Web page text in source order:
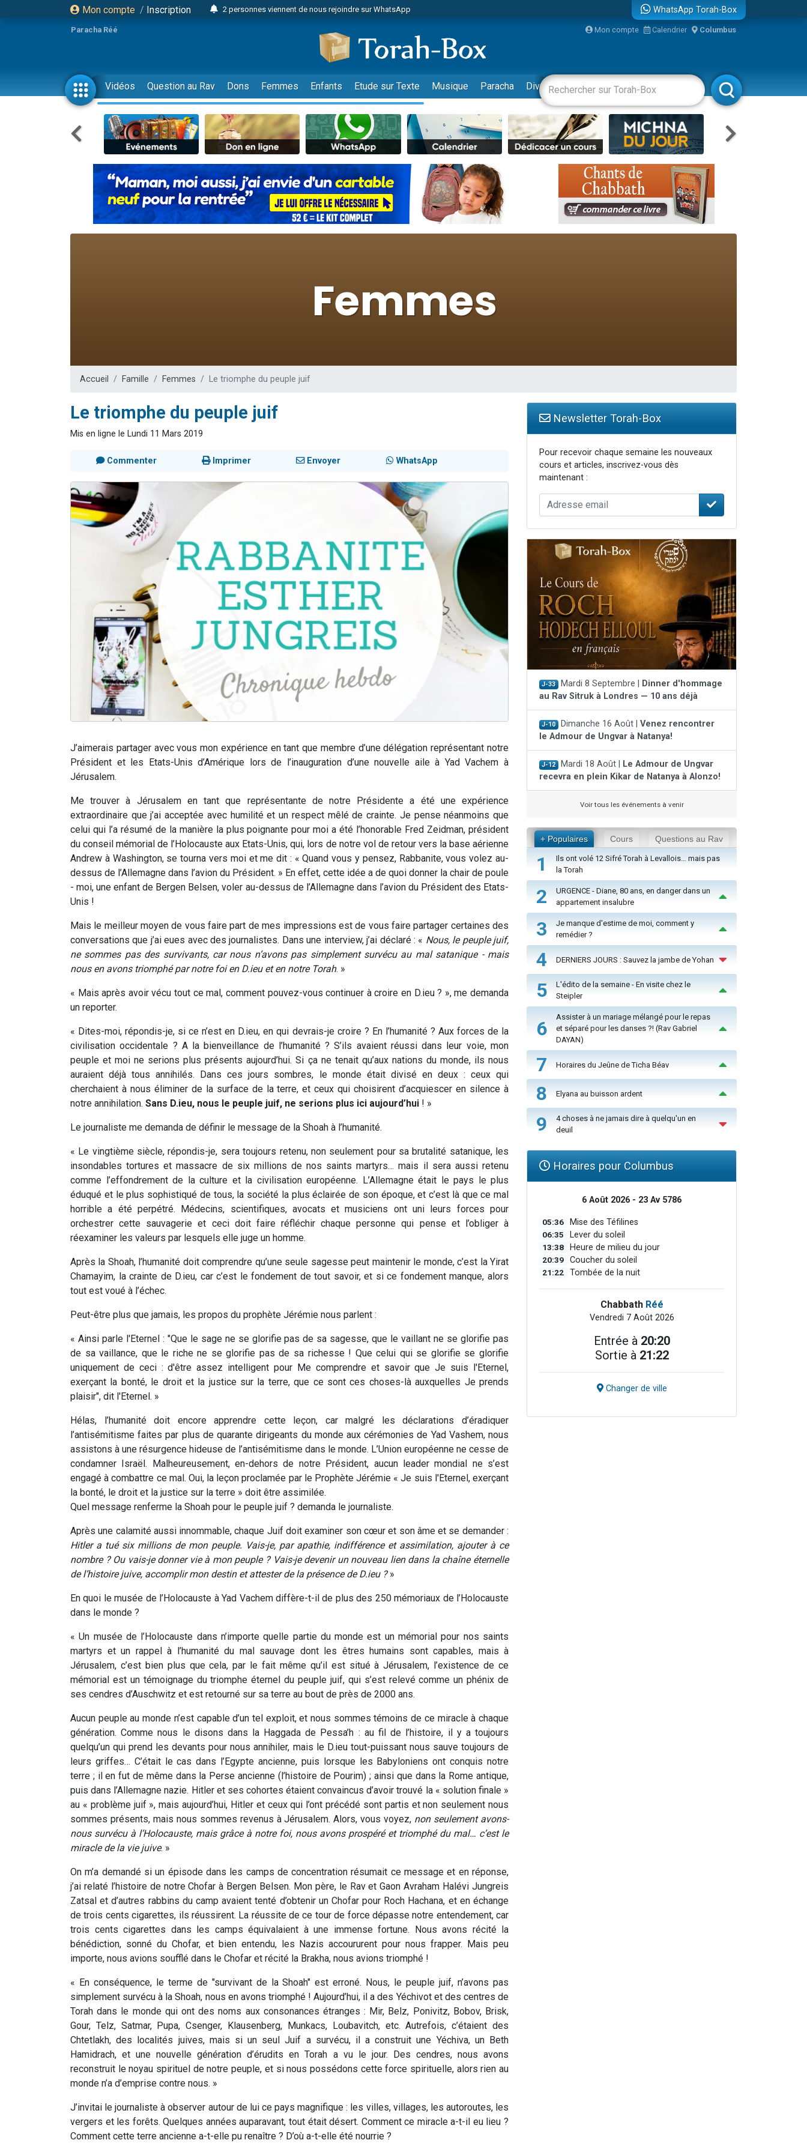
Mon compte / Inscription
2 personnes viennent de nous rejoindre sur WhatsApp
2 nouvelles musiques dans Torah-Box Music
8 personnes viennent de faire un don pour Tsédaka : pauvres d'Israel
4 personnes viennent de faire un don pour Diane, 80 ans, dans un appartement insalubre
Nouvelle émission radio : Visions de grandeur n°104 : Le Chabbath et le Birkat Hamazone à travers le temps
61 personnes viennent de demander une bénédiction
39 personnes viennent de faire un don pour Sauvez la jambe de Yohan
Il reste 49 places pour étudier en groupe sur Zoom
Ariel vient de donner son Maasser
Nathaniel vient de donner son Maasser
6 personnes viennent de faire un don pour 5 enfants déjà orphelins risquent de perdre leur maman
2 personnes viennent de faire un don pour Reloger Rivka, 6 enfants, victime de violences...
2 personnes viennent de nous rejoindre sur WhatsApp
2 personnes viennent de nous rejoindre sur WhatsApp
WhatsApp Torah-Box
Paracha Réé Mon compte Calendrier Columbus
Vidéos Question au Rav Dons Femmes Enfants Etude sur Texte Musique Paracha Divertissements Livres Rabbanim
Accueil Famille Femmes Le triomphe du peuple juif
Le triomphe du peuple juif
Mis en ligne le Lundi 11 Mars 2019
Commenter Imprimer Envoyer WhatsApp
J’aimerais partager avec vous mon expérience en tant que membre d’une délégation représentant notre
Président et les Etats-Unis d’Amérique lors de l’inauguration d’une nouvelle aile à Yad Vachem à
Jérusalem.
Me trouver à Jérusalem en tant que représentante de notre Présidente a été une expérience
extraordinaire que j’ai acceptée avec humilité et un respect mêlé de crainte. Je pense néanmoins que
celui qui l’a résumé de la manière la plus poignante pour moi a été l’honorable Fred Zeidman, président
du conseil mémorial de l’Holocauste aux Etats-Unis, qui, lors de notre vol de retour vers la base aérienne
Andrew à Washington, se tourna vers moi et me dit : « Quand vous y pensez, Rabbanite, vous volez au-
dessus de l’Allemagne dans l’avion du Président. » En effet, cette idée a de quoi donner la chair de poule
- moi, une enfant de Bergen Belsen, voler au-dessus de l’Allemagne dans l’avion du Président des Etats-
Unis !
Mais le meilleur moyen de vous faire part de mes impressions est de vous faire partager certaines des
conversations que j’ai eues avec des journalistes. Dans une interview, j’ai déclaré : « Nous, le peuple juif,
ne sommes pas des survivants, car nous n’avons pas simplement survécu au mal satanique - mais
nous en avons triomphé par notre foi en D.ieu et en notre Torah. »
« Mais après avoir vécu tout ce mal, comment pouvez-vous continuer à croire en D.ieu ? », me demanda
un reporter.
« Dites-moi, répondis-je, si ce n’est en D.ieu, en qui devrais-je croire ? En l’humanité ? Aux forces de la
civilisation occidentale ? A la bienveillance de l’humanité ? S’ils avaient réussi dans leur voie, mon
peuple et moi ne serions plus présents aujourd’hui. Si ça ne tenait qu’aux nations du monde, ils nous
auraient déjà tous annihilés. Dans ces jours sombres, le monde était divisé en deux : ceux qui
cherchaient à nous éliminer de la surface de la terre, et ceux qui choisirent d’acquiescer en silence à
notre annihilation. Sans D.ieu, nous le peuple juif, ne serions plus ici aujourd’hui ! »
Le journaliste me demanda de définir le message de la Shoah à l’humanité.
« Le vingtième siècle, répondis-je, sera toujours retenu, non seulement pour sa brutalité satanique, les
insondables tortures et massacre de six millions de nos saints martyrs… mais il sera aussi retenu
comme l’effondrement de la culture et la civilisation européenne. L’Allemagne était le pays le plus
éduqué et le plus sophistiqué de tous, la société la plus éclairée de son époque, et c’est là que ce mal
horrible a été perpétré. Médecins, scientifiques, avocats et musiciens ont uni leurs forces pour
orchestrer cette sauvagerie et ceci doit faire réfléchir chaque personne qui pense et l’obliger à
réexaminer les valeurs par lesquels elle juge un homme.
Après la Shoah, l’humanité doit comprendre qu’une seule sagesse peut maintenir le monde, c’est la Yirat
Chamayim, la crainte de D.ieu, car c’est le fondement de tout savoir, et si ce fondement manque, alors
tout est voué à l’échec.
Peut-être plus que jamais, les propos du prophète Jérémie nous parlent :
« Ainsi parle l'Eternel : "Que le sage ne se glorifie pas de sa sagesse, que le vaillant ne se glorifie pas
de sa vaillance, que le riche ne se glorifie pas de sa richesse ! Que celui qui se glorifie se glorifie
uniquement de ceci : d'être assez intelligent pour Me comprendre et savoir que Je suis l'Eternel,
exerçant la bonté, le droit et la justice sur la terre, que ce sont ces choses-là auxquelles Je prends
plaisir", dit l'Eternel. »
Hélas, l’humanité doit encore apprendre cette leçon, car malgré les déclarations d’éradiquer
l’antisémitisme faites par plus de quarante dirigeants du monde aux cérémonies de Yad Vashem, nous
assistons à une résurgence hideuse de l’antisémitisme dans le monde. L’Union européenne ne cesse de
condamner Israël. Malheureusement, en-dehors de notre Président, aucun leader mondial ne s’est
engagé à combattre ce mal. Oui, la leçon proclamée par le Prophète Jérémie « Je suis l'Eternel, exerçant
la bonté, le droit et la justice sur la terre » doit être assimilée.
Quel message renferme la Shoah pour le peuple juif ? demanda le journaliste.
Après une calamité aussi innommable, chaque Juif doit examiner son cœur et son âme et se demander :
Hitler a tué six millions de mon peuple. Vais-je, par apathie, indifférence et assimilation, ajouter à ce
nombre ? Ou vais-je donner vie à mon peuple ? Vais-je devenir un nouveau lien dans la chaîne éternelle
de l’histoire juive, accomplir mon destin et attester de la présence de D.ieu ?»
En quoi le musée de l’Holocauste à Yad Vachem diffère-t-il de plus des 250 mémoriaux de l’Holocauste
dans le monde ?
« Un musée de l’Holocauste dans n’importe quelle partie du monde est un mémorial pour nos saints
martyrs et un rappel à l’humanité du mal sauvage dont les êtres humains sont capables, mais à
Jérusalem, c’est bien plus que cela, par le fait même qu’il est situé à Jérusalem, l’existence de ce
mémorial est un témoignage du triomphe éternel du peuple juif, qui s’est relevé comme un phénix de
ses cendres d’Auschwitz et est retourné sur sa terre au bout de près de 2000 ans.
Aucun peuple au monde n’est capable d’un tel exploit, et nous sommes témoins de ce miracle à chaque
génération. Comme nous le disons dans la Haggada de Pessa’h : au fil de l’histoire, il y a toujours
quelqu’un qui prend les devants pour nous annihiler, mais le D.ieu tout-puissant nous sauve toujours de
leurs griffes… C’était le cas dans l’Egypte ancienne, puis lorsque les Babyloniens ont conquis notre
terre ; il en fut de même dans la Perse ancienne (l’histoire de Pourim) ; ainsi que dans la Rome antique,
puis dans l’Allemagne nazie. Hitler et ses cohortes étaient convaincus d’avoir trouvé la « solution finale »
au « problème juif », mais aujourd’hui, Hitler et ceux qui l’ont précédé sont partis et non seulement nous
sommes présents, mais nous sommes revenus à Jérusalem. Alors, vous voyez, non seulement avons-
nous survécu à l’Holocauste, mais grâce à notre foi, nous avons prospéré et triomphé du mal… c’est le
miracle de la vie juive. »
On m’a demandé si un épisode dans les camps de concentration résumait ce message et en réponse,
j’ai relaté l’histoire de notre Chofar à Bergen Belsen. Mon père, le Rav et Gaon Avraham Halévi Jungreis
Zatsal et d’autres rabbins du camp avaient tenté d’obtenir un Chofar pour Roch Hachana, et en échange
de trois cents cigarettes, ils réussirent. La réussite de ce tour de force dépasse notre entendement, car
trois cents cigarettes dans les camps équivalaient à une immense fortune. Nous avons récité la
bénédiction, sonné du Chofar, et bien entendu, les Nazis accoururent pour nous frapper. Mais peu
importe, nous avions soufflé dans le Chofar et récité la Brakha, nous avions triomphé !
« En conséquence, le terme de "survivant de la Shoah" est erroné. Nous, le peuple juif, n’avons pas
simplement survécu à la Shoah, nous en avons triomphé ! Aujourd’hui, il a des Yéchivot et des centres de
Torah dans le monde qui ont des noms aux consonances étranges : Mir, Belz, Ponivitz, Bobov, Brisk,
Gour, Telz, Satmar, Pupa, Csenger, Klausenberg, Munkacs, Loubavitch, etc. Autrefois, c’étaient des
Chtetlakh, des localités juives, mais si un seul Juif a survécu, il a construit une Yéchiva, un Beth
Hamidrach, et une nouvelle génération d’érudits en Torah a vu le jour. Des cendres, nous avons
reconstruit le noyau spirituel de notre peuple, et si nous possédons cette force spirituelle, alors rien au
monde n’a d’emprise contre nous. »
J’invitai le journaliste à observer autour de lui ce pays magnifique : les villes, villages, les autoroutes, les
vergers et les forêts. Quelques années auparavant, tout était désert. Comment ce miracle a-t-il eu lieu ?
Comment cette terre ancienne a-t-elle pu renaître ? D’où a-t-elle été nourrie ?
Newsletter Torah-Box
Pour recevoir chaque semaine les nouveaux
cours et articles, inscrivez-vous dès
maintenant :
J-33 Mardi 8 Septembre |
Dinner d'hommage
au Rav Sitruk à Londres — 10 ans déjà
J-10 Dimanche 16 Août | Venez rencontrer
le Admour de Ungvar à Natanya!
J-12 Mardi 18 Août |
Le Admour de Ungvar
recevra en plein Kikar de Natanya à Alonzo!
Voir tous les événements à venir
+ Populaires Cours Questions au Rav
1
Ils ont volé 12 Sifré Torah à Levallois… mais pas
la Torah
2
URGENCE - Diane, 80 ans, en danger dans un
appartement insalubre
3
Je manque d'estime de moi, comment y
remédier ?
4 DERNIERS JOURS : Sauvez la jambe de Yohan
5
L'édito de la semaine - En visite chez le
Steipler
6
Assister à un mariage mélangé pour le repas
et séparé pour les danses ?! (Rav Gabriel
DAYAN)
7 Horaires du Jeûne de Ticha Béav
8 Elyana au buisson ardent
9
4 choses à ne jamais dire à quelqu'un en
deuil
Horaires pour Columbus
6 Août 2026 - 23 Av 5786
05:36 Mise des Téfilines
06:35 Lever du soleil
13:38 Heure de milieu du jour
20:39 Coucher du soleil
21:22 Tombée de la nuit
Chabbath Réé
Vendredi 7 Août 2026
Entrée à 20:20
Sortie à 21:22
Changer de ville